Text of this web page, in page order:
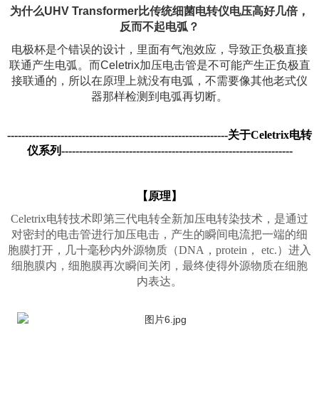
为什么UHV Transformer比传统细菌电转仪电压高好几倍，
反而不起电弧？
电极杯是个错误的设计，里面有气泡效应，导致正负极直接
联通产生电弧。而Celetrix加压电击管是不可能产生正负极直
接联通的，所以在原理上就没有电弧，不需要像其他老式仪
器那样检测到电弧再切断。
--------------------------------------------------------------关于Celetrix电转
仪系列-----------------------------------------------------------------
【原理】
Celetrix电转技术即第三代电转全新加压电转染技术，是通过
对密封的电击管进行加压电击，产生的瞬间电流把一端的细
胞膜打开，几十毫秒内外源物质（DNA，protein， etc.）进入
细胞膜内，细胞膜再次瞬间关闭，最终使得外源物质在细胞
内表达。